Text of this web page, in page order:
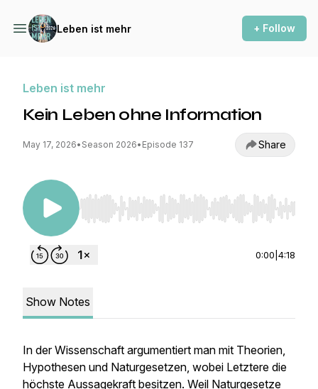
Leben ist mehr + Follow
Leben ist mehr
Kein Leben ohne Information
May 17, 2026• Season 2026• Episode 137 Share
Use Left/Right to seek, Home/End to jump to
0:00 4:18
Show Notes
In der Wissenschaft argumentiert man mit Theorien,
Hypothesen und Naturgesetzen, wobei Letztere die
höchste Aussagekraft besitzen. Weil Naturgesetze